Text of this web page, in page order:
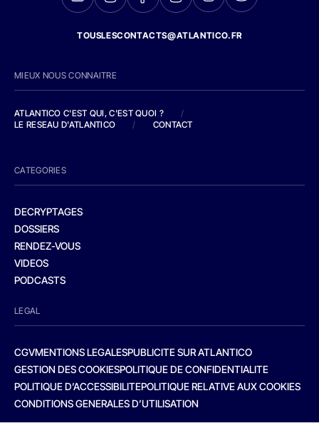
TOUSLESCONTACTS@ATLANTICO.FR
MIEUX NOUS CONNAITRE
ATLANTICO C'EST QUI, C'EST QUOI ?
/
LE RESEAU D'ATLANTICO
/ CONTACT
CATEGORIES
DECRYPTAGES
DOSSIERS
RENDEZ-VOUS
VIDEOS
PODCASTS
LEGAL
CGVMENTIONS LEGALESPUBLICITE SUR ATLANTICO
GESTION DES COOKIESPOLITIQUE DE CONFIDENTIALITE
POLITIQUE D’ACCESSIBILITEPOLITIQUE RELATIVE AUX COOKIES
CONDITIONS GENERALES D’UTILISATION